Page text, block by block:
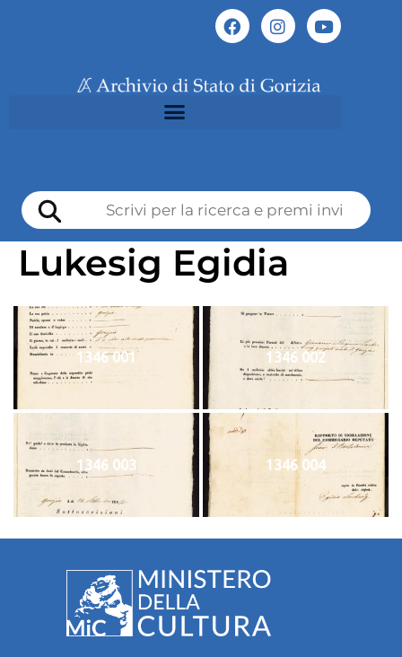
Lukesig Egidia
1346 001 1346 002
1346 003 1346 004